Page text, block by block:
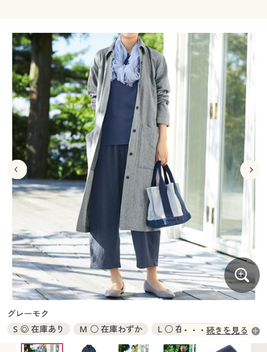
メンズ下着
ジュニア・ティーンズ下着
メンズファッション
メンズ下着
家電・雑貨すべて
家電
キッチン・雑貨・日用品
寝具・インテリア・家具
寝具・インテリア・家具通販すべて
家具・収納
寝具・ベッド
カーテン・ラグ・ファブリック
美容・健康
美容・健康通販すべて
美容・健康・サプリメント
制服・スクール
制服・スクールすべて
制服・学生服
ジュニア・ティーンズ下着
大きいサイズ
大きいサイズ通販すべて
大きいサイズ レディース服
大きいサイズ レディース下着
大きいサイズ メンズ
大きいサイズ 事務・制服
バーゲン
シークレットセール
商品カテゴリ一覧
カタログ
カタログ・チラシからのご注文
デジタルカタログ
ジュニア・ティーンズ下着
メンズ下着
家電
キッチン・雑貨・日用品
寝具・インテリア・家具通販すべて
家具・収納
寝具・ベッド
カーテン・ラグ・ファブリック
美容・健康
美容・健康通販すべて
美容・健康・サプリメント
制服・スクール
制服・スクールすべて
制服・学生服
ジュニア・ティーンズ下着
大きいサイズ
大きいサイズ通販すべて
大きいサイズ レディース服
大きいサイズ レディース下着
大きいサイズ メンズ
大きいサイズ 事務・制服
バーゲン
バーゲンセール
シークレットセール
詳細検索
商品カテゴリ一覧
カタログ
カタログ・チラシからのご注文
デジタルカタログ
カタログ無料プレゼント
グレーモク
S ◎ 在庫あり
M ○ 在庫わずか
L ○ 在庫わずか
LL × 入荷未定
3L × 入荷未定
続きを見る